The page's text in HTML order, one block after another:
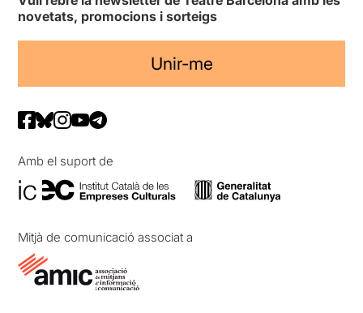
novetats, promocions i sorteigs
Unir-me
Amb el suport de
Mitjà de comunicació associat a